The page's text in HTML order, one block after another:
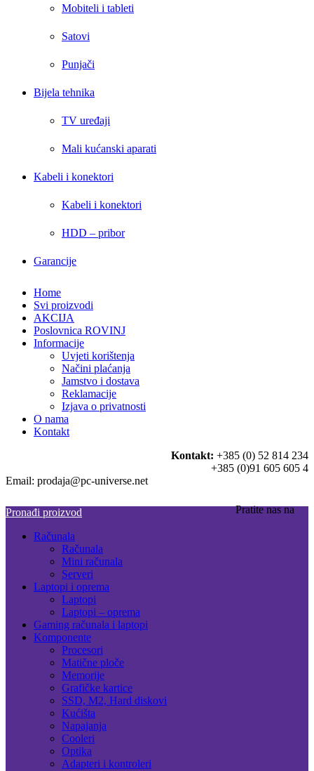
Mobiteli i tableti
Satovi
Punjači
Bijela tehnika
TV uređaji
Mali kućanski aparati
Kabeli i konektori
Kabeli i konektori
HDD – pribor
Garancije
Home
Svi proizvodi
AKCIJA
Poslovnica ROVINJ
Informacije
Uvjeti korištenja
Načini plaćanja
Jamstvo i dostava
Reklamacije
Izjava o privatnosti
O nama
Kontakt
Kontakt: +385 (0) 52 814 234
+385 (0)91 605 605 4
Email: prodaja@pc-universe.net
Pratite nas na
Pronađi proizvod
Računala
Računala
Mini računala
Serveri
Laptopi i oprema
Laptopi
Laptopi – oprema
Gaming računala i laptopi
Komponente
Procesori
Matične ploče
Memorije
Grafičke kartice
SSD, M2, Hard diskovi
Kućišta
Napajanja
Cooleri
Optika
Adapteri i kontroleri